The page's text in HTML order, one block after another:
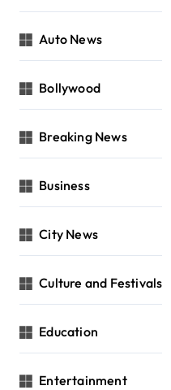
Auto News
Bollywood
Breaking News
Business
City News
Culture and Festivals
Education
Entertainment